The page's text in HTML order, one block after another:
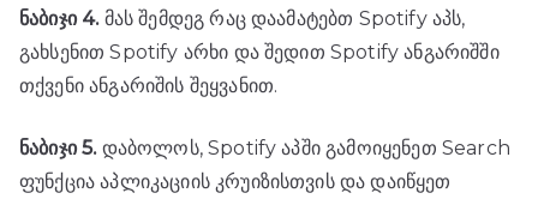
ნაბიჯი 4.მას შემდეგ რაც დაამატებთ Spotify აპს,
გახსენით Spotify არხი და შედით Spotify ანგარიშში
თქვენი ანგარიშის შეყვანით.
ნაბიჯი 5.დაბოლოს, Spotify აპში გამოიყენეთ Search
ფუნქცია აპლიკაციის კრუიზისთვის და დაიწყეთ